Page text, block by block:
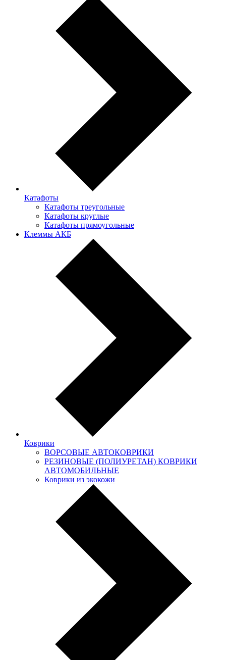
Катафоты
Катафоты треугольные
Катафоты круглые
Катафоты прямоугольные
Клеммы АКБ
Коврики
ВОРСОВЫЕ АВТОКОВРИКИ
РЕЗИНОВЫЕ (ПОЛИУРЕТАН) КОВРИКИ
АВТОМОБИЛЬНЫЕ
Коврики из экокожи